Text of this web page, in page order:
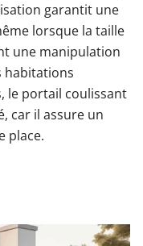
garantit une
lorsque la taille
une manipulation
habitations
le portail coulissant
car il assure un
place.